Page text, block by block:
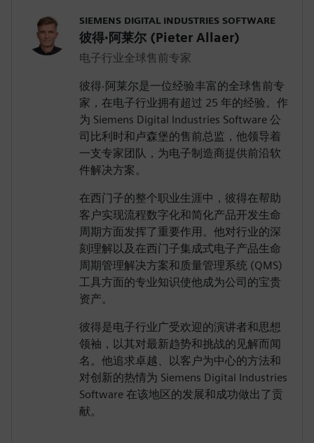
SIEMENS DIGITAL INDUSTRIES SOFTWARE
彼得·阿莱尔 (Pieter Allaer)
电子行业全球售前专家
彼得·阿莱尔是一位经验丰富的全球售前专
家，在电子行业拥有超过 25 年的经验。作
为 Siemens Digital Industries Software 公
司比利时和卢森堡的售前总监，他领导着
一支专家团队，为电子制造商提供前沿软
件解决方案。
在西门子的整个职业生涯中，彼得在帮助
客户实现流程数字化和简化产品开发生命
周期方面发挥了重要作用。他对行业的深
刻理解以及在西门子集成式电子产品生命
周期管理解决方案和质量管理系统 (QMS)
工具方面的专业知识使他成为公司的宝贵
资产。
彼得是电子行业广受欢迎的演讲者和思想
领袖，以其对最新趋势和挑战的见解而闻
名。他追求卓越、以客户为中心的方法和
对创新的热情为 Siemens Digital Industries
Software 在该地区的发展和成功做出了贡
献。